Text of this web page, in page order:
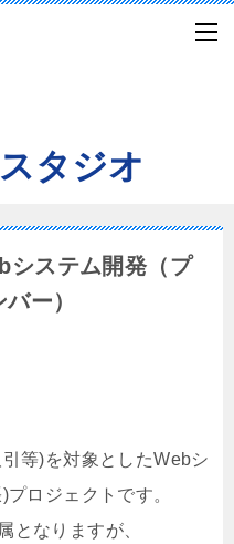
タジオ
システム開発（プ
ー）
等)を対象としたWebシ
ロジェクトです。
となりますが、